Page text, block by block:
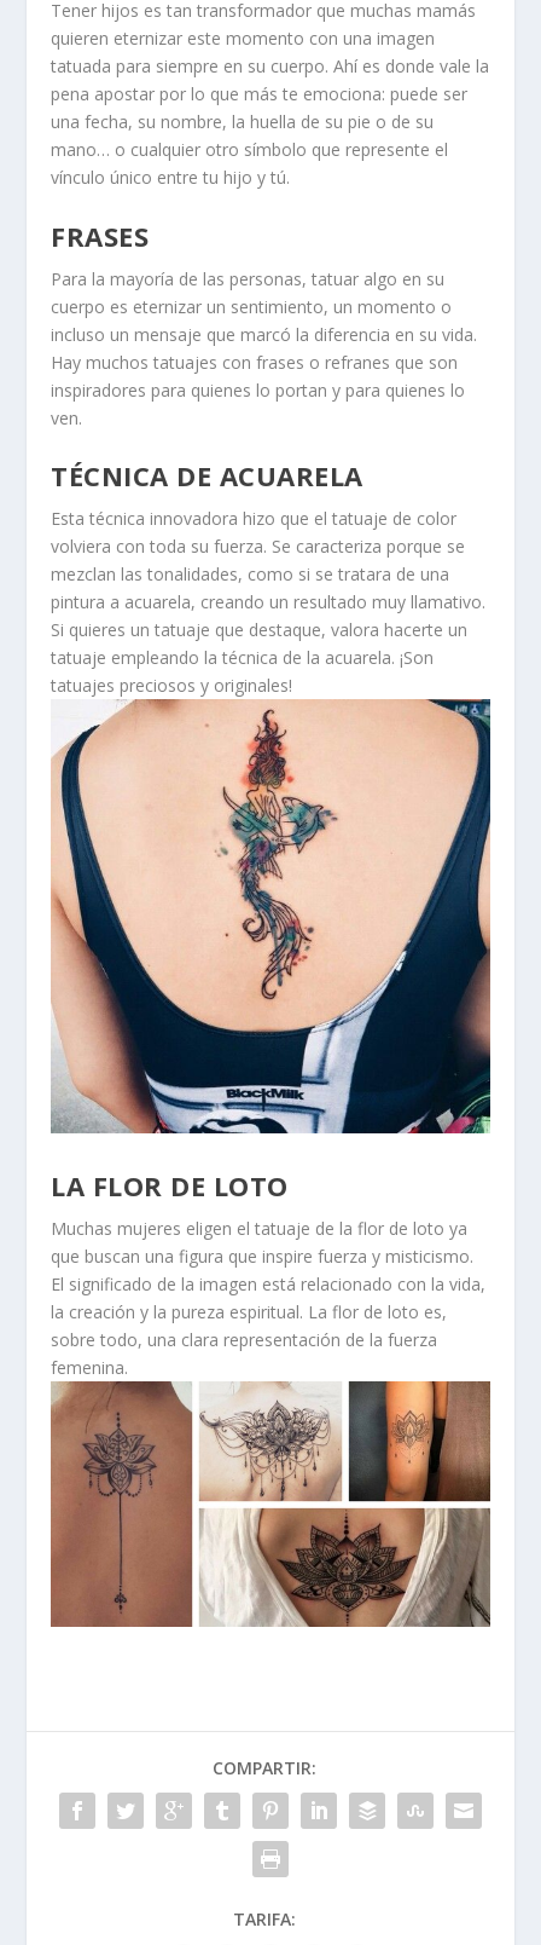
Tener hijos es tan transformador que muchas mamás
quieren eternizar este momento con una imagen
tatuada para siempre en su cuerpo. Ahí es donde vale la
pena apostar por lo que más te emociona: puede ser
una fecha, su nombre, la huella de su pie o de su
mano… o cualquier otro símbolo que represente el
vínculo único entre tu hijo y tú.
FRASES
Para la mayoría de las personas, tatuar algo en su
cuerpo es eternizar un sentimiento, un momento o
incluso un mensaje que marcó la diferencia en su vida.
Hay muchos tatuajes con frases o refranes que son
inspiradores para quienes lo portan y para quienes lo
ven.
TÉCNICA DE ACUARELA
Esta técnica innovadora hizo que el tatuaje de color
volviera con toda su fuerza. Se caracteriza porque se
mezclan las tonalidades, como si se tratara de una
pintura a acuarela, creando un resultado muy llamativo.
Si quieres un tatuaje que destaque, valora hacerte un
tatuaje empleando la técnica de la acuarela. ¡Son
tatuajes preciosos y originales!
LA FLOR DE LOTO
Muchas mujeres eligen el tatuaje de la flor de loto ya
que buscan una figura que inspire fuerza y misticismo.
El significado de la imagen está relacionado con la vida,
la creación y la pureza espiritual. La flor de loto es,
sobre todo, una clara representación de la fuerza
femenina.
COMPARTIR:
TARIFA: